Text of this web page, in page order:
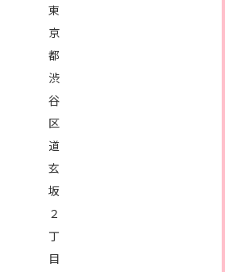
東
京
都
渋
谷
区
道
玄
坂
２
丁
目